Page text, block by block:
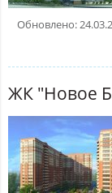
Обновлено:
ЖК "Новое